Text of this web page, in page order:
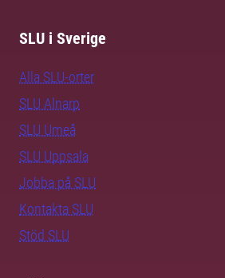
SLU i Sverige
Alla SLU-orter
SLU Alnarp
SLU Umeå
SLU Uppsala
Jobba på SLU
Kontakta SLU
Stöd SLU